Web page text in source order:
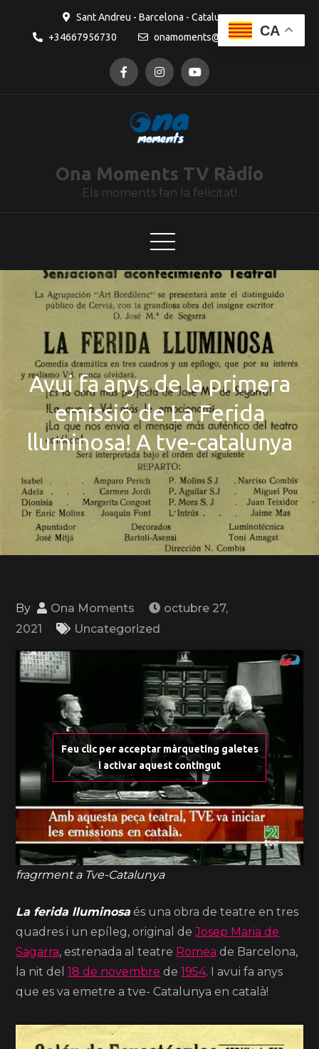
Sant Andreu - Barcelona - Catalunya
+34667956730
onamoments@gmail.com
Ona Moments TV Ràdio
Els moments fan la felicitat!
Avui fa anys de la primera
emissió de La Ferida
lluminosa! A tve-catalunya
By Ona Moments
octubre 27,
2021
Uncategorized
Feu clic per acceptar màrqueting galetes
i activar aquest contingut
fragrment a Tve-Catalunya
La ferida lluminosaés una obra de teatre en tres
quadres i un epíleg, original deJosep Maria de
Sagarra, estrenada al teatre Romea de Barcelona,
la nit del18 de novembre de1954. I avui fa anys
que es va emetre a tve- Catalunya en català!
CA